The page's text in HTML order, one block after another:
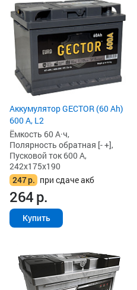
Аккумулятор GECTOR (60 Ah)
600 А, L2
Ёмкость 60 А·ч,
Полярность обратная [- +],
Пусковой ток 600 А,
242x175x190
247р. при сдаче акб
264р.
Купить